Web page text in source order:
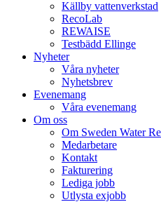
Källby vattenverkstad
RecoLab
REWAISE
Testbädd Ellinge
Nyheter
Våra nyheter
Nyhetsbrev
Evenemang
Våra evenemang
Om oss
Om Sweden Water
Medarbetare
Kontakt
Fakturering
Lediga jobb
Utlysta exjobb